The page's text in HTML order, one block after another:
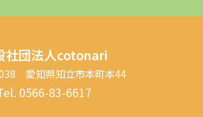
社団法人cotonari
愛知県知立市本町本44
0566-83-6617